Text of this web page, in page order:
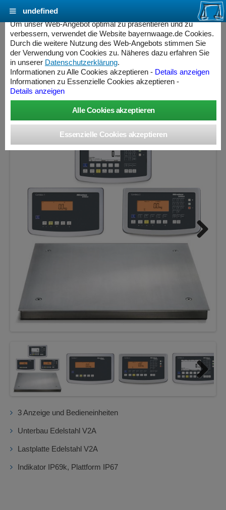
MINEBEA INTEC Combics Plattformwaage 4-
600IG-NCE Edelstahl V2A
Wägebereich: 300 / 600 kg, Ablesbarkeit: 100 / 200 g,
Eichschritt: 100 / 200 g, eichfähig
Next
3 Anzeige und Bedieneinheiten
Unterbau Edelstahl V2A
Lastplatte Edelstahl V2A
Indikator IP69k, Plattform IP67
Cookie Einstellungen - bayernwaage.de
Um unser Web-Angebot optimal zu präsentieren und zu
verbessern, verwendet die Website bayernwaage.de Cookies.
Durch die weitere Nutzung des Web-Angebots stimmen Sie
der Verwendung von Cookies zu. Näheres dazu erfahren Sie
in unserer Datenschutzerklärung.
Informationen zu Alle Cookies akzeptieren - Details anzeigen
Informationen zu Essenzielle Cookies akzeptieren -
Details anzeigen
undefined
Controller